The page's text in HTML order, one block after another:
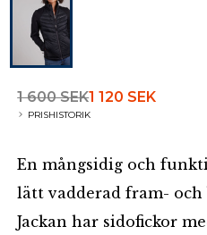
1 600 SEK1 120 SEK
PRISHISTORIK
En mångsidig och
lätt vadderad fram-
Jackan har sidofickor